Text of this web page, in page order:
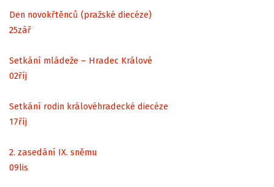
Den novokřtěnců (pražské diecéze)
25zář
Setkání mládeže – Hradec Králové
02říj
Setkání rodin královéhradecké diecéze
17říj
2. zasedání IX. sněmu
09lis